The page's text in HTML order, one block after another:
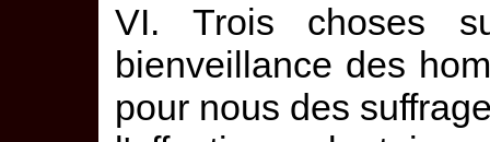
VI. Trois choses
bienveillance des
pour nous des